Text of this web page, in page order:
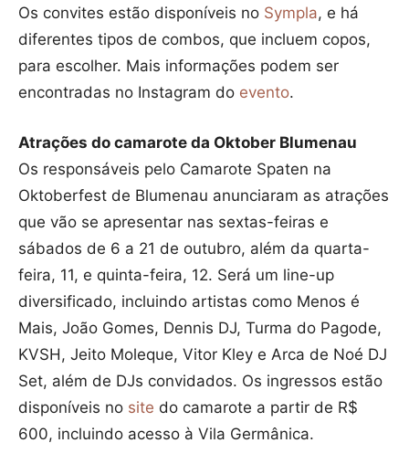
Os convites estão disponíveis no Sympla, e há
diferentes tipos de combos, que incluem copos,
para escolher. Mais informações podem ser
encontradas no Instagram do evento.
Atrações do camarote da Oktober Blumenau
Os responsáveis pelo Camarote Spaten na
Oktoberfest de Blumenau anunciaram as atrações
que vão se apresentar nas sextas-feiras e
sábados de 6 a 21 de outubro, além da quarta-
feira, 11, e quinta-feira, 12. Será um line-up
diversificado, incluindo artistas como Menos é
Mais, João Gomes, Dennis DJ, Turma do Pagode,
KVSH, Jeito Moleque, Vitor Kley e Arca de Noé DJ
Set, além de DJs convidados. Os ingressos estão
disponíveis no site do camarote a partir de R$
600, incluindo acesso à Vila Germânica.